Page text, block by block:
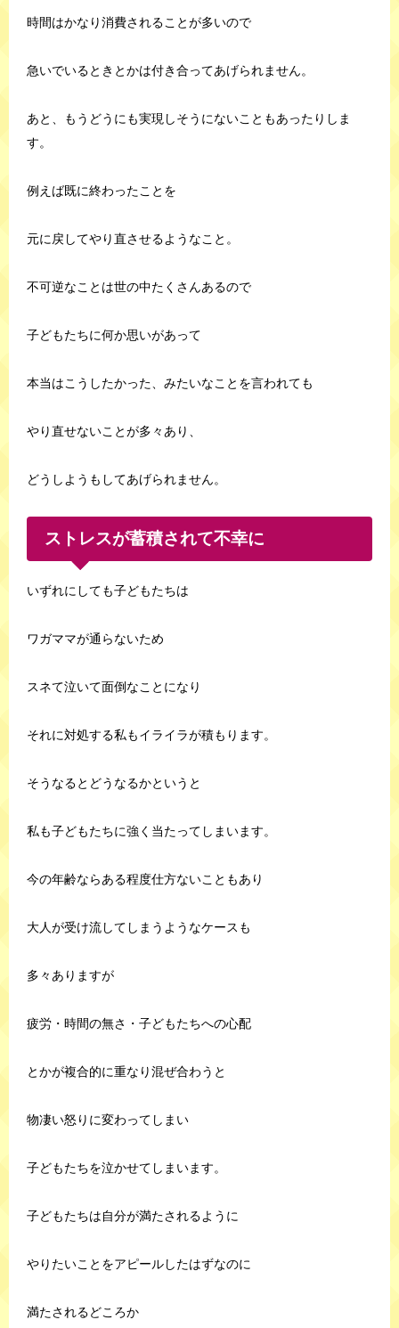
時間はかなり消費されることが多いので
急いでいるときとかは付き合ってあげられません。
あと、もうどうにも実現しそうにないこともあったりしま
す。
例えば既に終わったことを
元に戻してやり直させるようなこと。
不可逆なことは世の中たくさんあるので
子どもたちに何か思いがあって
本当はこうしたかった、みたいなことを言われても
やり直せないことが多々あり、
どうしようもしてあげられません。
ストレスが蓄積されて不幸に
いずれにしても子どもたちは
ワガママが通らないため
スネて泣いて面倒なことになり
それに対処する私もイライラが積もります。
そうなるとどうなるかというと
私も子どもたちに強く当たってしまいます。
今の年齢ならある程度仕方ないこともあり
大人が受け流してしまうようなケースも
多々ありますが
疲労・時間の無さ・子どもたちへの心配
とかが複合的に重なり混ぜ合わうと
物凄い怒りに変わってしまい
子どもたちを泣かせてしまいます。
子どもたちは自分が満たされるように
やりたいことをアピールしたはずなのに
満たされるどころか